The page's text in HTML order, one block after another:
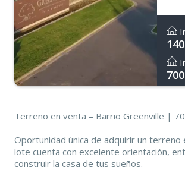
700
Terreno en venta – Barrio Greenville |
Oportunidad única de adquirir un terreno
lote cuenta con excelente orientación,
construir la casa de tus sueños.